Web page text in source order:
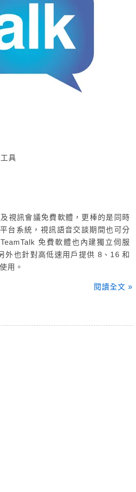
具
視訊會議免費軟體，更棒的是同時
台系統，視訊語音交談期間也可分
免費軟體也內建獨立伺服
外也針對高低速用戶提供 8、16 和
用。
閱讀全文 »